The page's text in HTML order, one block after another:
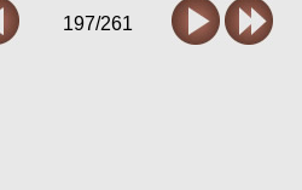
197/261